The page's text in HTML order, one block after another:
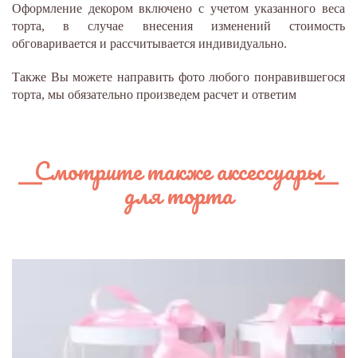
Оформление декором включено с учетом указанного веса
торта, в случае внесения изменений стоимость
обговаривается и рассчитывается индивидуально.
Также Вы можете направить фото любого понравившегося
торта, мы обязательно произведем расчет и ответим
Смотрите также аксессуары
для торта